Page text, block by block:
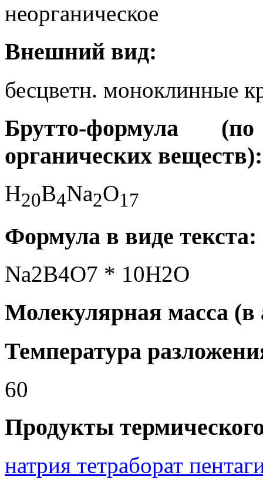
неорганическое
Внешний вид:
бесцветн. моноклинные
Брутто-формула
органических веществ):
H20B4Na2O17
Формула в виде текста:
Na2B4O7 * 10H2O
Молекулярная масса (в
Температура
60
Продукты
натрия тетраборат